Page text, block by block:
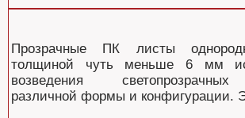
Прозрачные ПК листы
толщиной чуть меньше 6 мм
возведения
различной формы и конфигурации.